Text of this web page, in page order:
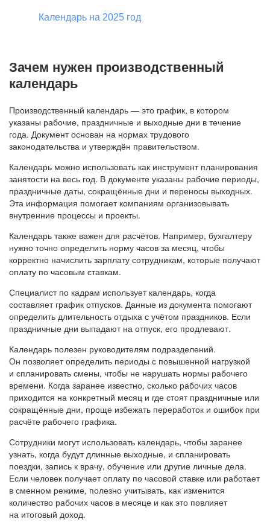
Календарь на 2025 год
Зачем нужен производственный
календарь
Производственный календарь — это график, в котором
указаны рабочие, праздничные и выходные дни в течение
года. Документ основан на нормах трудового
законодательства и утверждён правительством.
Календарь можно использовать как инструмент планирования
занятости на весь год. В документе указаны рабочие периоды,
праздничные даты, сокращённые дни и переносы выходных.
Эта информация помогает компаниям организовывать
внутренние процессы и проекты.
Календарь также важен для расчётов. Например, бухгалтеру
нужно точно определить норму часов за месяц, чтобы
корректно начислить зарплату сотрудникам, которые получают
оплату по часовым ставкам.
Специалист по кадрам использует календарь, когда
составляет график отпусков. Данные из документа помогают
определить длительность отдыха с учётом праздников. Если
праздничные дни выпадают на отпуск, его продлевают.
Календарь полезен руководителям подразделений.
Он позволяет определить периоды с повышенной нагрузкой
и спланировать смены, чтобы не нарушать нормы рабочего
времени. Когда заранее известно, сколько рабочих часов
приходится на конкретный месяц и где стоят праздничные или
сокращённые дни, проще избежать переработок и ошибок при
расчёте рабочего графика.
Сотрудники могут использовать календарь, чтобы заранее
узнать, когда будут длинные выходные, и спланировать
поездки, запись к врачу, обучение или другие личные дела.
Если человек получает оплату по часовой ставке или работает
в сменном режиме, полезно учитывать, как изменится
количество рабочих часов в месяце и как это повлияет
на итоговый доход.